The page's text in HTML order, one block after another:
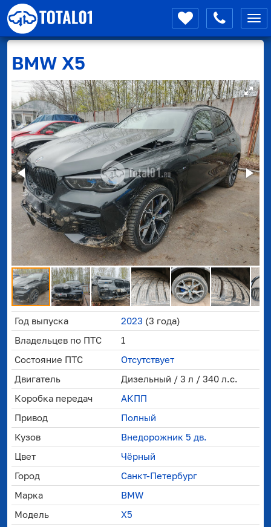
BMW X5
Год выпуска 2023 (3 года)
Владельцев по ПТС
1
Состояние ПТС
Отсутствует
Двигатель
Дизельный / 3 л / 340 л.с.
Коробка передач
АКПП
Привод
Полный
Кузов
Внедорожник 5 дв.
Цвет
Чёрный
Город
Санкт-Петербург
Марка
BMW
Модель
X5